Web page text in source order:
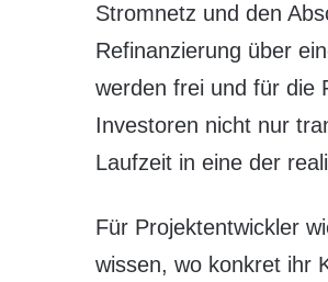
Stromnetz und den
Refinanzierung über
werden frei und für die
Investoren nicht nur
Laufzeit in eine der
Für Projektentwickler
wissen, wo konkret ihr